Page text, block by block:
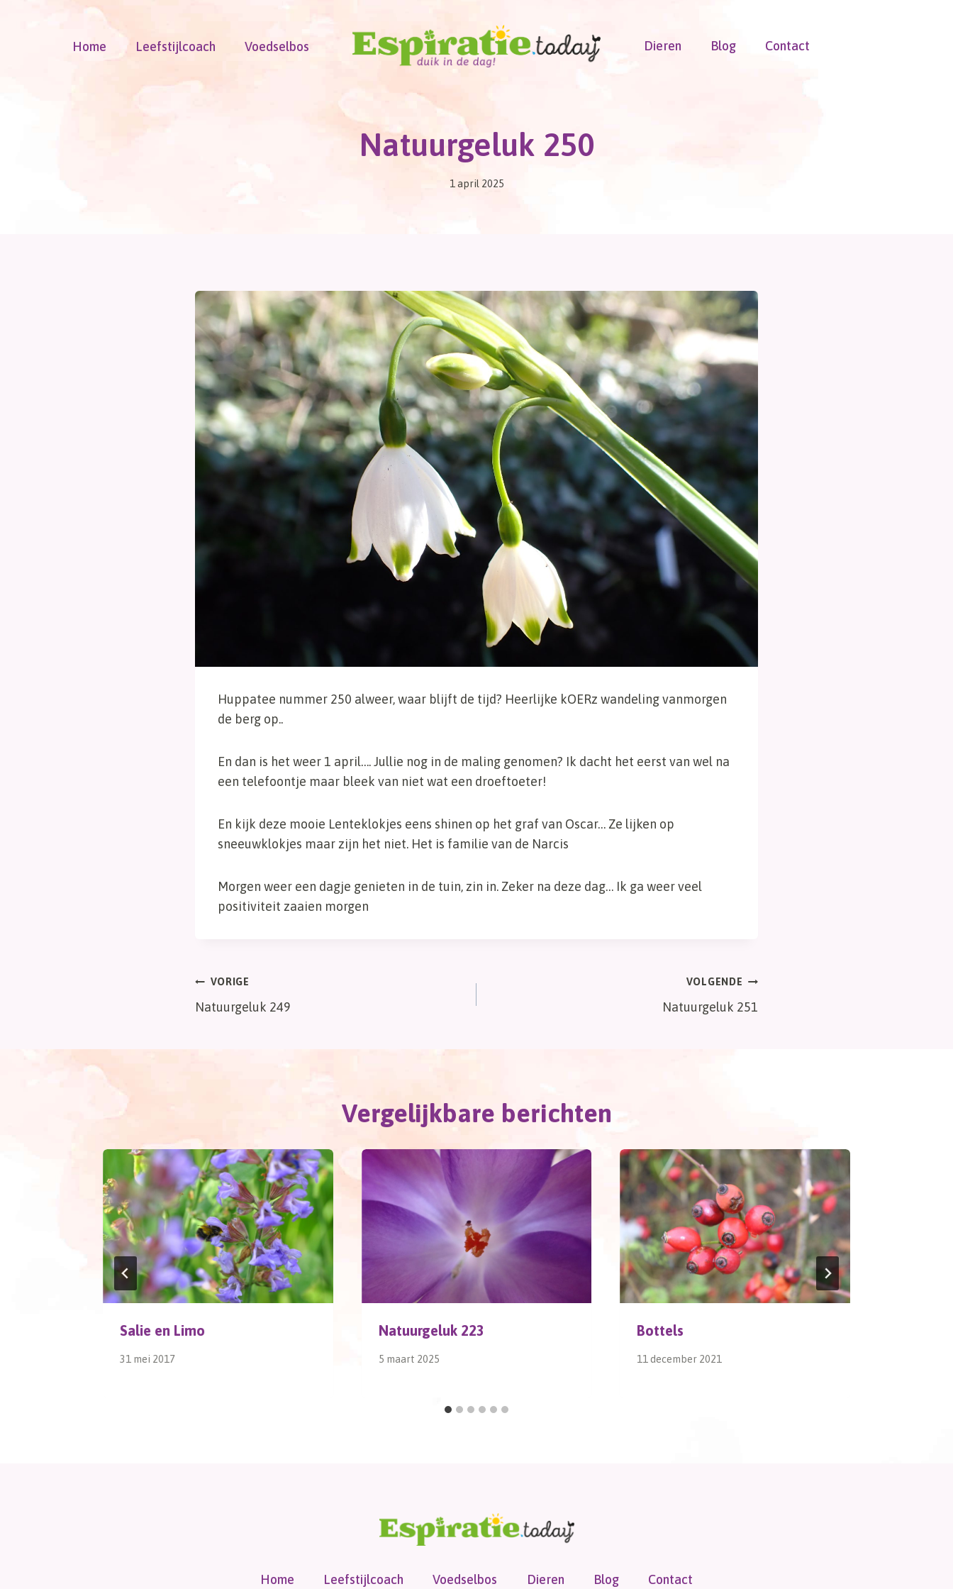
Home Leefstijlcoach Voedselbos Dieren Blog Contact
Natuurgeluk 250
1 april 2025
Huppatee nummer 250 alweer, waar blijft de tijd? Heerlijke kOERz wandeling vanmorgen
de berg op..
En dan is het weer 1 april…. Jullie nog in de maling genomen? Ik dacht het eerst van wel na
een telefoontje maar bleek van niet wat een droeftoeter!
En kijk deze mooie Lenteklokjes eens shinen op het graf van Oscar… Ze lijken op
sneeuwklokjes maar zijn het niet. Het is familie van de Narcis
Morgen weer een dagje genieten in de tuin, zin in. Zeker na deze dag… Ik ga weer veel
positiviteit zaaien morgen
Bericht
VORIGE
Natuurgeluk 249
VOLGENDE
Natuurgeluk 251
Vergelijkbare berichten
Salie en Limo
31 mei 2017
Natuurgeluk 223
5 maart 2025
Bottels
11 december 2021
Home Leefstijlcoach Voedselbos Dieren Blog Contact